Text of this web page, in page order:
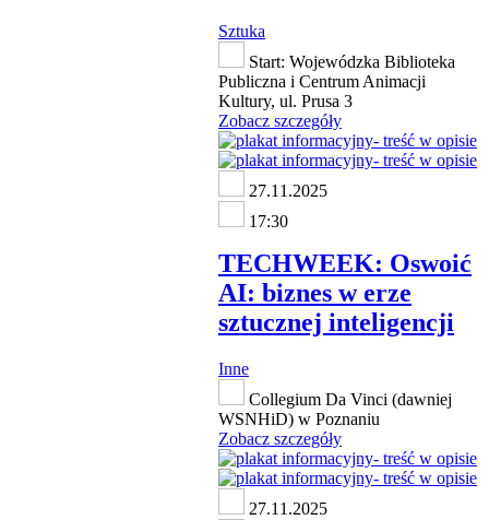
Sztuka
Start: Wojewódzka Biblioteka
Publiczna i Centrum Animacji
Kultury, ul. Prusa 3
Zobacz szczegóły
27.11.2025
17:30
TECHWEEK: Oswoić
AI: biznes w erze
sztucznej inteligencji
Inne
Collegium Da Vinci (dawniej
WSNHiD) w Poznaniu
Zobacz szczegóły
27.11.2025